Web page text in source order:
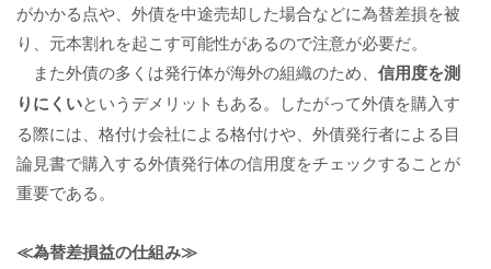
がかかる点や、外債を中途売却した場合などに為替差損を被
り、元本割れを起こす可能性があるので注意が必要だ。
また外債の多くは発行体が海外の組織のため、 信用度を測
りにくいというデメリットもある。したがって外債を購入す
る際には、格付け会社による格付けや、外債発行者による目
論見書で購入する外債発行体の信用度をチェックすることが
重要である。
≪為替差損益の仕組み≫